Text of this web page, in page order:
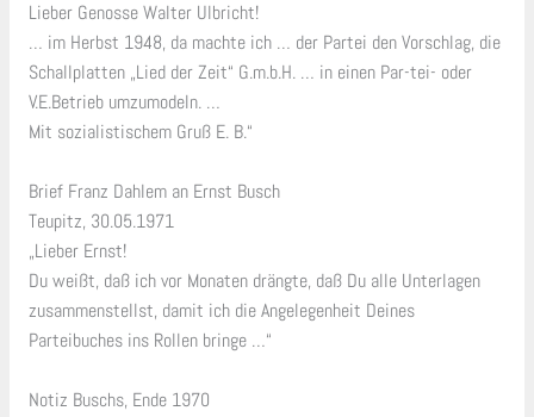
Lieber Genosse Walter Ulbricht!
… im Herbst 1948, da machte ich … der Partei den Vorschlag, die
Schallplatten „Lied der Zeit“ G.m.b.H. … in einen Par-tei- oder
V.E.Betrieb umzumodeln. …
Mit sozialistischem Gruß E. B.“
Brief Franz Dahlem an Ernst Busch
Teupitz, 30.05.1971
„Lieber Ernst!
Du weißt, daß ich vor Monaten drängte, daß Du alle Unterlagen
zusammenstellst, damit ich die Angelegenheit Deines
Parteibuches ins Rollen bringe …“
Notiz Buschs, Ende 1970